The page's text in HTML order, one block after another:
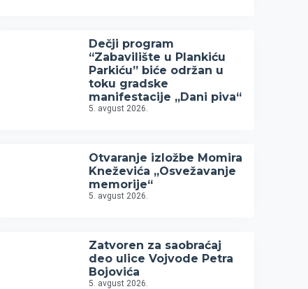
Dečji program
“Zabavilište u Plankiću
Parkiću” biće održan u
toku gradske
manifestacije „Dani piva“
5. avgust 2026.
Otvaranje izložbe Momira
Kneževića „Osvežavanje
memorije“
5. avgust 2026.
Zatvoren za saobraćaj
deo ulice Vojvode Petra
Bojovića
5. avgust 2026.